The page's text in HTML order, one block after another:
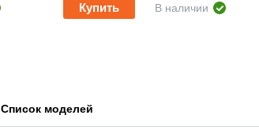
Купить В наличии
Список моделей